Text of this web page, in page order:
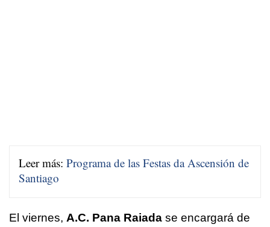
Leer más: Programa de las Festas da Ascensión de
Santiago
El viernes, A.C. Pana Raiada se encargará de